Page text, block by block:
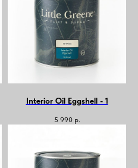
Interior Oil Eggshell - 1
5 990 р.